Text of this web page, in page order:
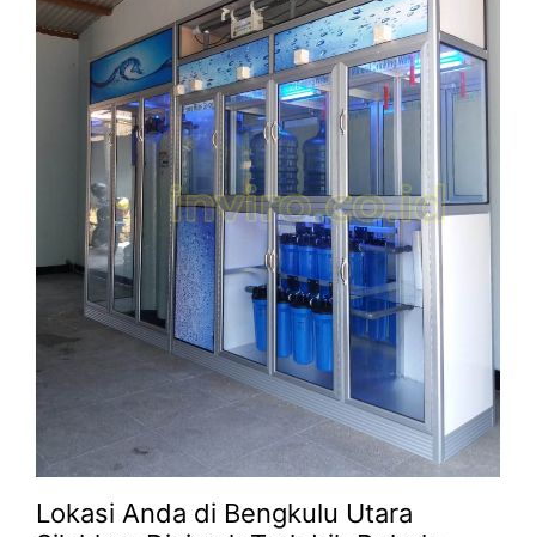
Lokasi Anda di Bengkulu Utara